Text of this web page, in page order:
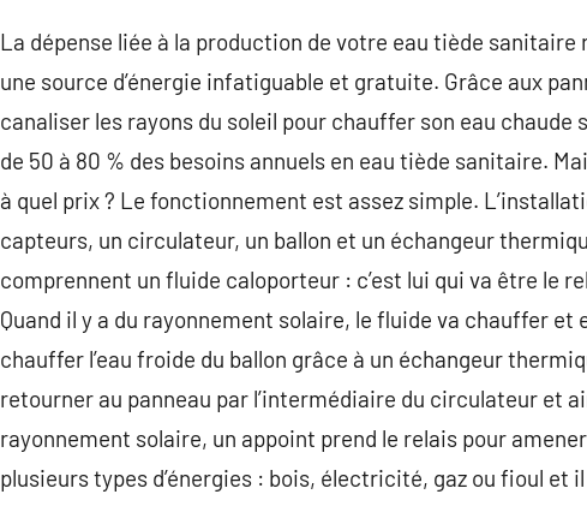
La dépense liée à la production de votre eau tiède
une source d’énergie infatiguable et gratuite. Grâce aux
canaliser les rayons du soleil pour chauffer son eau
de 50 à 80 % des besoins annuels en eau tiède sanitaire.
à quel prix ? Le fonctionnement est assez simple.
capteurs, un circulateur, un ballon et un échangeur
comprennent un fluide caloporteur : c’est lui qui va être le
Quand il y a du rayonnement solaire, le fluide va chauffer et
chauffer l’eau froide du ballon grâce à un échangeur
retourner au panneau par l’intermédiaire du circulateur et
rayonnement solaire, un appoint prend le relais pour
plusieurs types d’énergies : bois, électricité, gaz ou fioul et